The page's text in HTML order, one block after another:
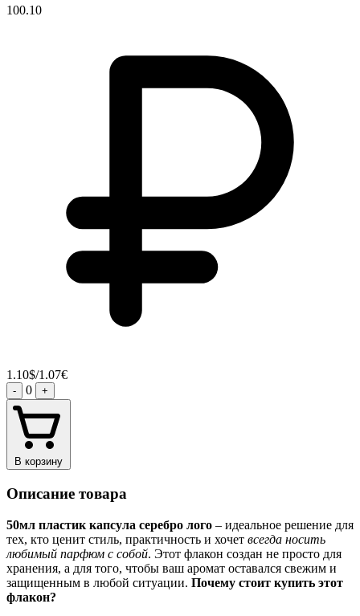
100.10
1.10$/1.07€
- 0 +
В корзину
Описание товара
50мл пластик капсула серебро лого – идеальное решение для
тех, кто ценит стиль, практичность и хочет всегда носить
любимый парфюм с собой. Этот флакон создан не просто для
хранения, а для того, чтобы ваш аромат оставался свежим и
защищенным в любой ситуации. Почему стоит купить этот
флакон?